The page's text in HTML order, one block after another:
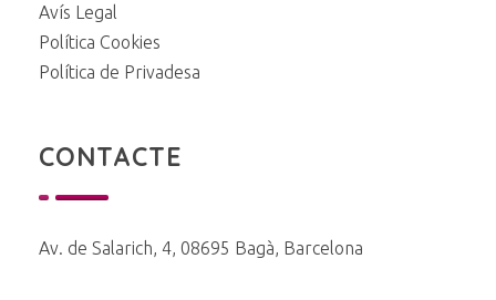
Avís Legal
Política Cookies
Política de Privadesa
CONTACTE
Av. de Salarich, 4, 08695 Bagà, Barcelona